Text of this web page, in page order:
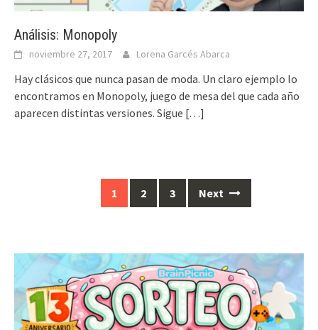
Análisis: Monopoly
noviembre 27, 2017 Lorena Garcés Abarca
Hay clásicos que nunca pasan de moda. Un claro ejemplo lo
encontramos en Monopoly, juego de mesa del que cada año
aparecen distintas versiones. Sigue […]
1 2 3 Next